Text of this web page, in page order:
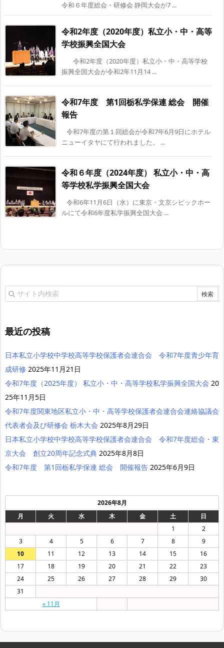
令和６年度総会・研修会 静岡大会が7 ...
令和2年度（2020年度）私立小・中・高等
学校振興全国大会
令和2年度（2020年度）私立小・中・高等学校
振興全国大会が令和2年11月14 ...
令和7年度 第1回栃私学保連 総会 開催
報告
令和7年度の第１回総会が令和7年6月9日にホテル
ニューイタヤにて行われました。 ...
令和６年度（2024年度） 私立小・中・高
等学校私学振興全国大会
令和6年11月6日（水）に東京・文京シビックホー
ルにて令和6年度私学振興全国大会 ...
最近の投稿
日本私立小学校中学校高等学校保護者会連合会 令和7年度青少年育
成研修 2025年11月21日
令和7年度（2025年度） 私立小・中・高等学校私学振興全国大会 20
25年11月5日
令和7年度関東地区私立小・中・高等学校保護者会連合会連絡協議会
代表者会及び研修会 栃木大会 2025年8月29日
日本私立小学校中学校高等学校保護者会連合会 令和7年度総会・東
京大会 創立20周年記念式典 2025年8月8日
令和7年度 第1回栃私学保連 総会 開催報告 2025年6月9日
2026年8月
月
火 水 木 金 土 日
« 11月
1
2
3
4 5 6 7 8
9
10
11 12 13 14 15
16
17
18 19 20 21 22
23
24
25 26 27 28 29
30
31